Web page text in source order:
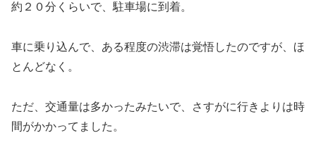
約２０分くらいで、駐車場に到着。
車に乗り込んで、ある程度の渋滞は覚悟したのですが、ほ
とんどなく。
ただ、交通量は多かったみたいで、さすがに行きよりは時
間がかかってました。